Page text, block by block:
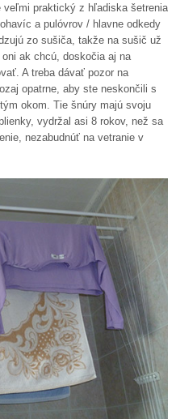
praktický z hľadiska šetrenia
a pulóvrov / hlavne odkedy
zo sušiča, takže na sušič už
ak chcú, doskočia aj na
A treba dávať pozor na
opatrne, aby ste neskončili s
okom. Tie šnúry majú svoju
vydržal asi 8 rokov, než sa
nezabudnúť na vetranie v